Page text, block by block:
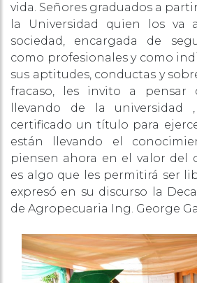
vida. Señores graduados a
la Universidad quien los va
sociedad, encargada de
como profesionales y como
sus aptitudes, conductas y
fracaso, les invito a pensar
llevando de la
certificado un título para
están llevando el
piensen ahora en el valor del
es algo que les permitirá ser
expresó en su discurso la
de Agropecuaria Ing. George